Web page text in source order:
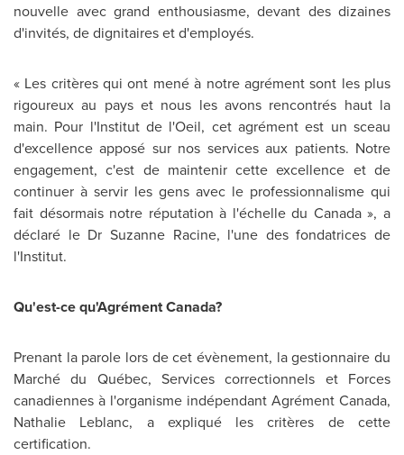
nouvelle avec grand enthousiasme, devant des dizaines
d'invités, de dignitaires et d'employés.
« Les critères qui ont mené à notre agrément sont les plus
rigoureux au pays et nous les avons rencontrés haut la
main. Pour l'Institut de l'Oeil, cet agrément est un sceau
d'excellence apposé sur nos services aux patients. Notre
engagement, c'est de maintenir cette excellence et de
continuer à servir les gens avec le professionnalisme qui
fait désormais notre réputation à l'échelle du Canada », a
déclaré le Dr Suzanne Racine, l'une des fondatrices de
l'Institut.
Qu'est-ce qu'AgrémentCanada?
Prenant la parole lors de cet évènement, la gestionnaire du
Marché du Québec, Services correctionnels et Forces
canadiennes à l'organisme indépendant Agrément Canada,
Nathalie Leblanc, a expliqué les critères de cette
certification.